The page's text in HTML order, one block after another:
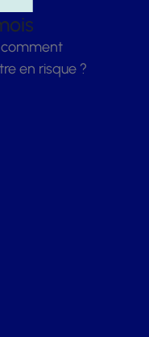
en risque ?